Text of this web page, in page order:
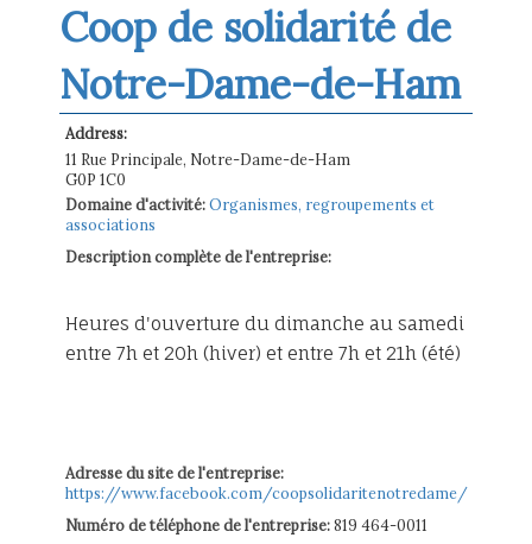
Coop de solidarité de
Notre-Dame-de-Ham
Address:
11 Rue Principale, Notre-Dame-de-Ham
G0P 1C0
Domaine d'activité:Organismes, regroupements et
associations
Description complète de l'entreprise:
Heures d'ouverture du dimanche au samedi
entre 7h et 20h (hiver) et entre 7h et 21h (été)
Adresse du site de l'entreprise:
https://www.facebook.com/coopsolidaritenotredame/
Numéro de téléphone de l'entreprise:819 464-0011